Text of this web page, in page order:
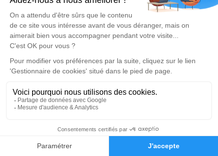
Faire-part Hommages
d'expression dédié à honorer la mémoire de Jacky
LANGLOIS.
Un service de plantation d’arbre hommage est
disponible ici.
Je rends hommage
Cérémonie religieuse
Église Saint Eustache de Saint-Eustache-la-
Forêt